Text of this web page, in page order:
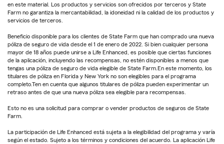
en este material. Los productos y servicios son ofrecidos por terceros y State
Farm no garantiza la mercantabilidad, la idoneidad ni la calidad de los productos y
servicios de terceros.
Beneficio disponible para los clientes de State Farm que han comprado una nueva
póliza de seguro de vida desde el 1 de enero de 2022. Si bien cualquier persona
mayor de 18 años puede unirse a Life Enhanced, es posible que ciertas funciones
de la aplicación, incluyendo las recompensas, no estén disponibles a menos que
tengas una póliza de seguro de vida elegible de State Farm.En este momento, los
titulares de póliza en Florida y New York no son elegibles para el programa
completo.Ten en cuenta que algunos titulares de póliza pueden experimentar un
retraso antes de que una nueva póliza sea elegible para recompensas.
Esto no es una solicitud para comprar o vender productos de seguros de State
Farm.
La participación de Life Enhanced está sujeta a la elegibilidad del programa y varía
según el estado. Sujeto a los términos y condiciones del acuerdo. La aplicación Life